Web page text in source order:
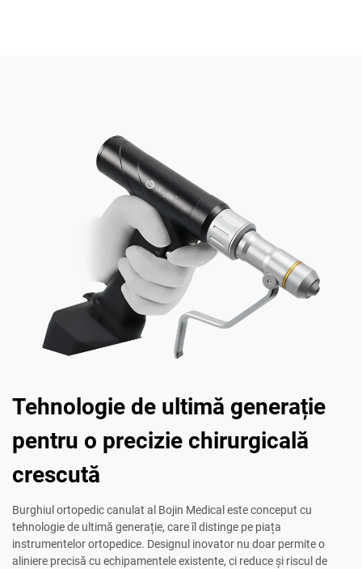
Tehnologie de ultimă generație
pentru o precizie chirurgicală
crescută
Burghiul ortopedic canulat al Bojin Medical este conceput cu
tehnologie de ultimă generație, care îl distinge pe piața
instrumentelor ortopedice. Designul inovator nu doar permite o
aliniere precisă cu echipamentele existente, ci reduce și riscul de